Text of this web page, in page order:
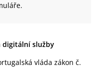
digitální služby
vláda zákon č.